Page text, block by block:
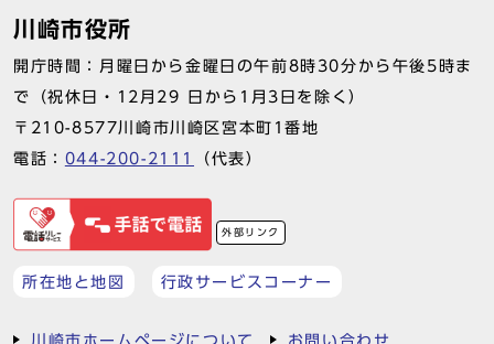
川崎市役所
開庁時間：月曜日から金曜日の午前8時30分から午後5時ま
で（祝休日・12月29 日から1月3日を除く）
〒210-8577川崎市川崎区宮本町1番地
電話： 044-200-2111 （代表）
外部リンク
所在地と地図 行政サービスコーナー
川崎市ホームページについて お問い合わせ